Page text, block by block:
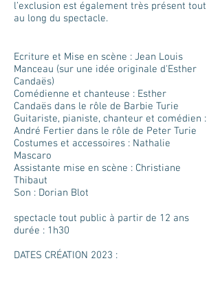
l’exclusion est également très présent tout
au long du spectacle.
Ecriture et Mise en scène : Jean Loui​s
Manceau (sur une idée originale d'Esther
Candaës)
Comédienne et chanteuse : Esther
Candaës dans le rôle de Barbie Turie
Guitariste, pianiste, chanteur et comédien :
André Fertier dans le rôle de Peter Turie
Costumes et accessoires : Nathalie
Mascaro
Assistante mise en scène : Christiane
Thibaut
Son : Dorian Blot
spectacle tout public à partir de 12 ans
durée : 1h30
DATES CRÉATION 2023 :